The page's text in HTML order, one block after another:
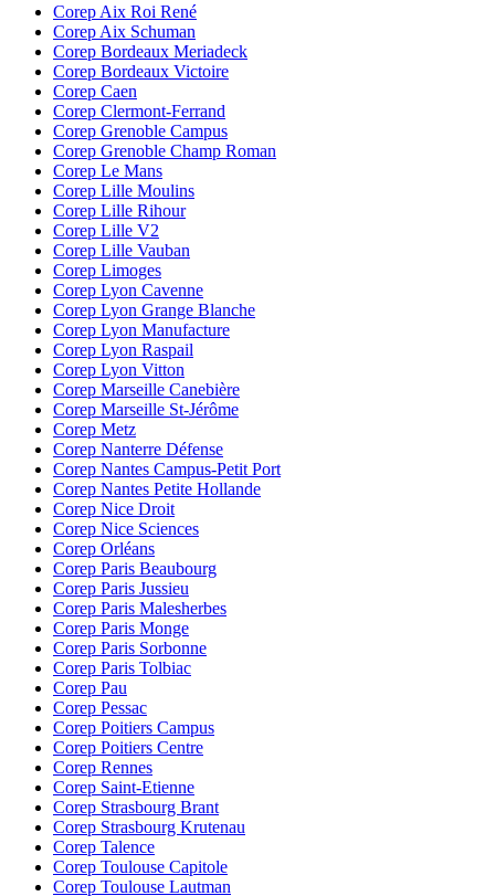
Corep Aix Roi René
Corep Aix Schuman
Corep Bordeaux Meriadeck
Corep Bordeaux Victoire
Corep Caen
Corep Clermont-Ferrand
Corep Grenoble Campus
Corep Grenoble Champ Roman
Corep Le Mans
Corep Lille Moulins
Corep Lille Rihour
Corep Lille V2
Corep Lille Vauban
Corep Limoges
Corep Lyon Cavenne
Corep Lyon Grange Blanche
Corep Lyon Manufacture
Corep Lyon Raspail
Corep Lyon Vitton
Corep Marseille Canebière
Corep Marseille St-Jérôme
Corep Metz
Corep Nanterre Défense
Corep Nantes Campus-Petit Port
Corep Nantes Petite Hollande
Corep Nice Droit
Corep Nice Sciences
Corep Orléans
Corep Paris Beaubourg
Corep Paris Jussieu
Corep Paris Malesherbes
Corep Paris Monge
Corep Paris Sorbonne
Corep Paris Tolbiac
Corep Pau
Corep Pessac
Corep Poitiers Campus
Corep Poitiers Centre
Corep Rennes
Corep Saint-Etienne
Corep Strasbourg Brant
Corep Strasbourg Krutenau
Corep Talence
Corep Toulouse Capitole
Corep Toulouse Lautman